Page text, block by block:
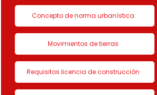
Concepto de norma urbanística
Movimientos de tierras
Requisitos licencia de construcción